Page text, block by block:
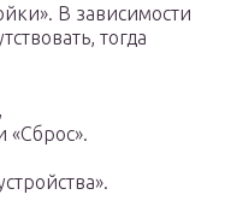
В зависимости
тогда
«Сброс».